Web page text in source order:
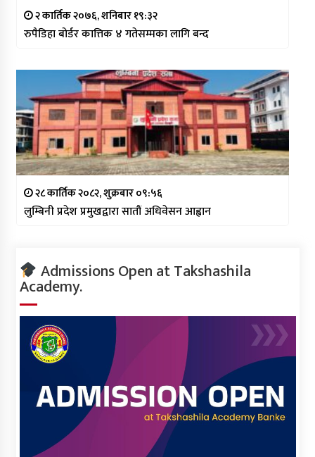
२ कार्तिक २०७६, शनिबार १९:३२
रुपैडिहा बोर्डर कात्तिक ४ गतेसम्मका लागि बन्द
२८ कार्तिक २०८२, शुक्रबार ०९:५६
लुम्बिनी प्रदेश प्रमुखद्वारा सातौं अधिवेसन आह्वान
Admissions Open at Takshashila
Academy.